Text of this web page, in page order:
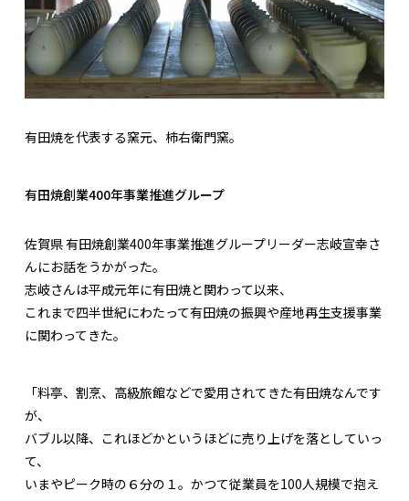
有田焼を代表する窯元、柿右衛門窯。
有田焼創業400年事業推進グループ
佐賀県 有田焼創業400年事業推進グループリーダー志岐宣幸さ
んにお話をうかがった。
志岐さんは平成元年に有田焼と関わって以来、
これまで四半世紀にわたって有田焼の振興や産地再生支援事業
に関わってきた。
「料亭、割烹、高級旅館などで愛用されてきた有田焼なんです
が、
バブル以降、これほどかというほどに売り上げを落としていっ
て、
いまやピーク時の６分の１。かつて従業員を100人規模で抱え